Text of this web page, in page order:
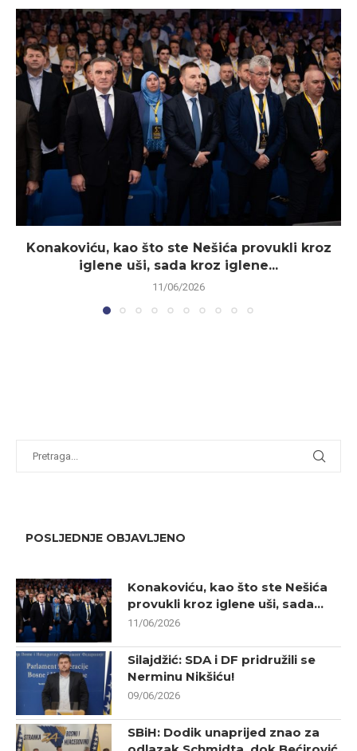
Konakoviću, kao što ste Nešića provukli kroz
iglene uši, sada kroz iglene...
11/06/2026
POSLJEDNJE OBJAVLJENO
Konakoviću, kao što ste Nešića
provukli kroz iglene uši, sada...
11/06/2026
Silajdžić: SDA i DF pridružili se
Nerminu Nikšiću!
09/06/2026
SBiH: Dodik unaprijed znao za